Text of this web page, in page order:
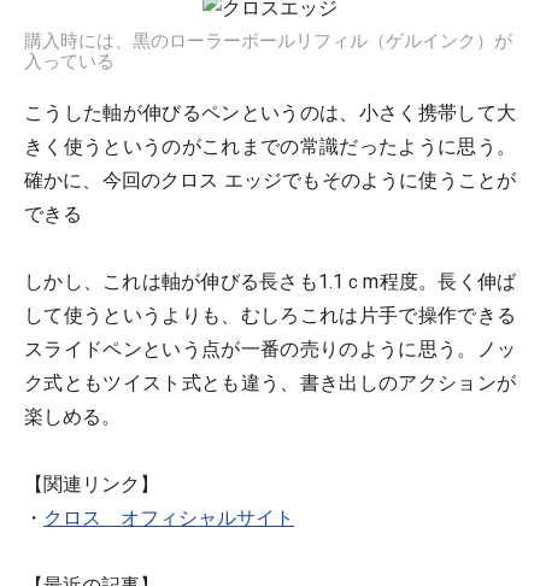
購入時には、黒のローラーボールリフィル（ゲルインク）が
入っている
こうした軸が伸びるペンというのは、小さく携帯して大
きく使うというのがこれまでの常識だったように思う。
確かに、今回のクロス エッジでもそのように使うことが
できる
しかし、これは軸が伸びる長さも1.1ｃm程度。長く伸ば
して使うというよりも、むしろこれは片手で操作できる
スライドペンという点が一番の売りのように思う。ノッ
ク式ともツイスト式とも違う、書き出しのアクションが
楽しめる。
【関連リンク】
・ クロス オフィシャルサイト